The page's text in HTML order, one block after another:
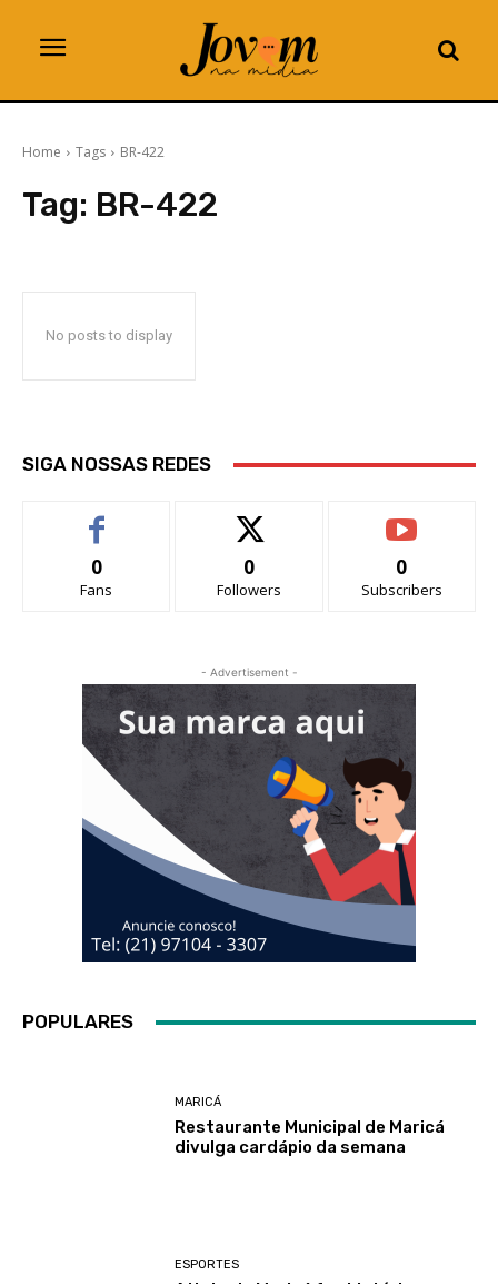
Home Tags BR-422
Tag: BR-422
No posts to display
SIGA NOSSAS REDES
0
Fans
0
Followers
0
Subscribers
- Advertisement -
POPULARES
MARICÁ
Restaurante Municipal de Maricá
divulga cardápio da semana
ESPORTES